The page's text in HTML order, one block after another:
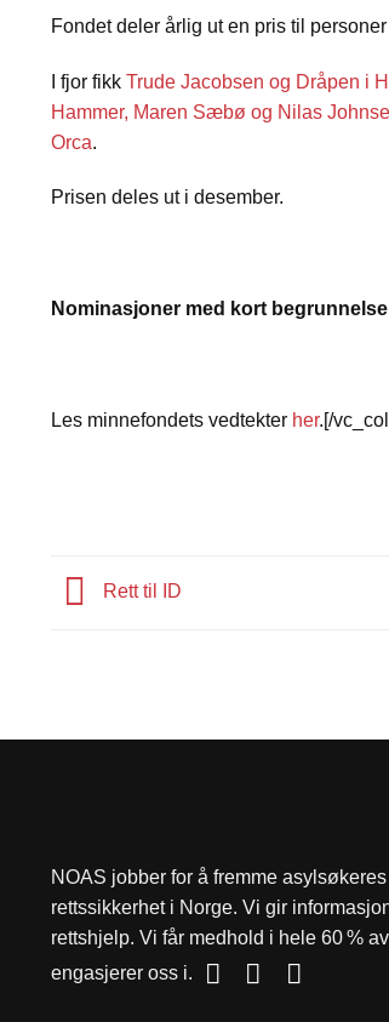
Fondet deler årlig ut en pris til
I fjor fikk Trude Jacobsen og Dråpen i
Hammer, Maren Sæbø og Nilas
Orca.
Prisen deles ut i desember.
Nominasjoner med kort
Les minnefondets vedtekter her.[/
Rett til ID
NOAS jobber for å fremme
rettssikkerhet i Norge. Vi gir
rettshjelp. Vi får medhold i hele 60 %
engasjerer oss i.